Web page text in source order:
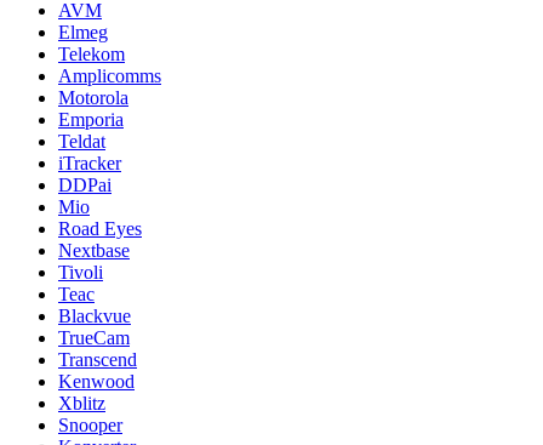
AVM
Elmeg
Telekom
Amplicomms
Motorola
Emporia
Teldat
iTracker
DDPai
Mio
Road Eyes
Nextbase
Tivoli
Teac
Blackvue
TrueCam
Transcend
Kenwood
Xblitz
Snooper